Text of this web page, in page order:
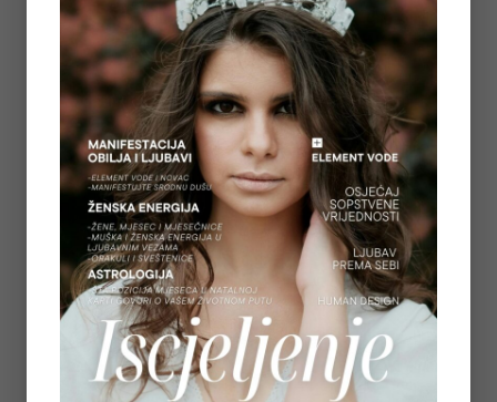
NAUČITI VJEROVATI SVOM UNUTARNJEM
GLASU
June 22, 2026
‘CONTROL FREAK’ – KAKO OTPUSTITI
OPSESIVNU POTREBU ZA KONTROLOM
on June 12, 2026
ASTEROID JUNO U ASTROLOGIJI – ARHETIP
KRALJICE, BRAKA I MOĆI U ODNOSIMA
on June 11, 2026